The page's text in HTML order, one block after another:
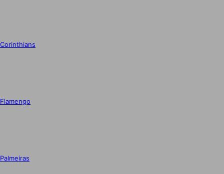
Corinthians
Flamengo
Palmeiras